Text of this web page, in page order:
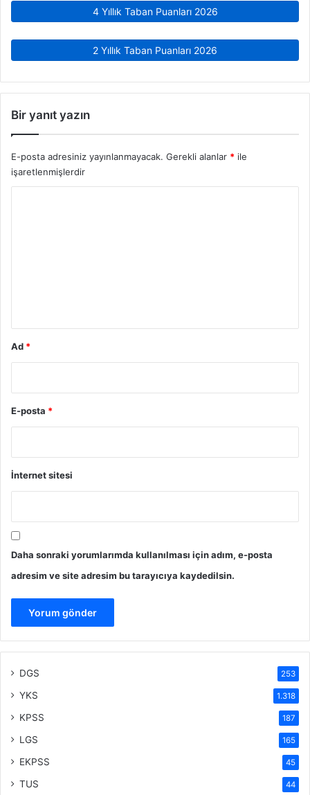
4 Yıllık Taban Puanları 2026
2 Yıllık Taban Puanları 2026
Bir yanıt yazın
E-posta adresiniz yayınlanmayacak. Gerekli alanlar * ile
işaretlenmişlerdir
Ad *
E-posta *
İnternet sitesi
Daha sonraki yorumlarımda kullanılması için adım, e-posta
adresim ve site adresim bu tarayıcıya kaydedilsin.
DGS 253
YKS 1.318
KPSS 187
LGS 165
EKPSS 45
TUS 44